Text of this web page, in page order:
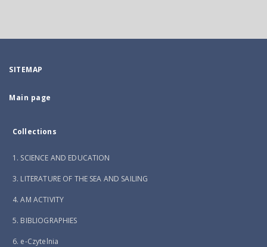
SITEMAP
Main page
Collections
1. SCIENCE AND EDUCATION
3. LITERATURE OF THE SEA AND SAILING
4. AM ACTIVITY
5. BIBLIOGRAPHIES
6. e-Czytelnia